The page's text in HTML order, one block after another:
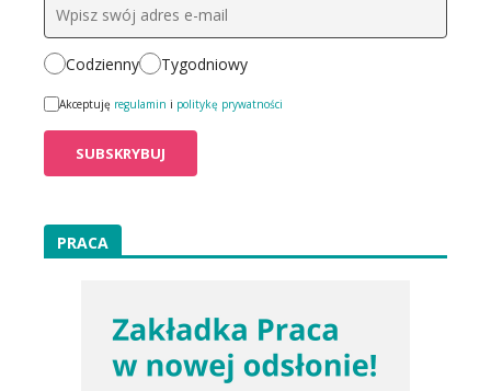
Codzienny Tygodniowy
Akceptuję regulamin i politykę prywatności
PRACA